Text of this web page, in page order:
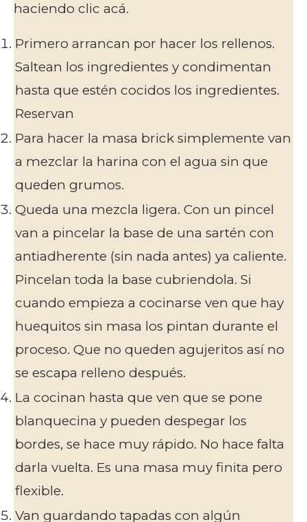
haciendo clic acá.
Primero arrancan por hacer los rellenos.
Saltean los ingredientes y condimentan
hasta que estén cocidos los ingredientes.
Reservan
Para hacer la masa brick simplemente van
a mezclar la harina con el agua sin que
queden grumos.
Queda una mezcla ligera. Con un pincel
van a pincelar la base de una sartén con
antiadherente (sin nada antes) ya caliente.
Pincelan toda la base cubriendola. Si
cuando empieza a cocinarse ven que hay
huequitos sin masa los pintan durante el
proceso. Que no queden agujeritos así no
se escapa relleno después.
La cocinan hasta que ven que se pone
blanquecina y pueden despegar los
bordes, se hace muy rápido. No hace falta
darla vuelta. Es una masa muy finita pero
flexible.
Van guardando tapadas con algún